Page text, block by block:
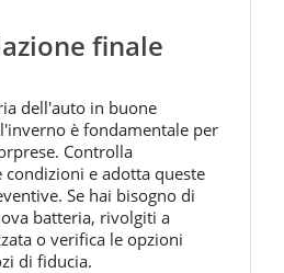
finale
dell'auto in buone
è fondamentale per
Controlla
e adotta queste
Se hai bisogno di
batteria, rivolgiti a
o verifica le opzioni
di fiducia.